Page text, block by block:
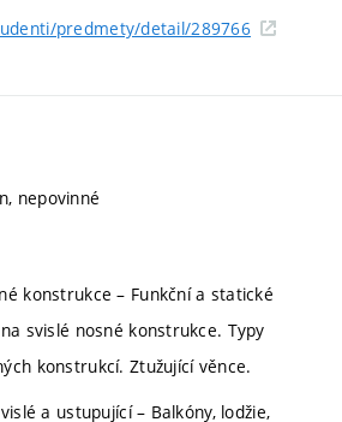
predmety/detail/289766
nepovinné
konstrukce – Funkční a statické
svislé nosné konstrukce. Typy
konstrukcí. Ztužující věnce.
a ustupující – Balkóny, lodžie,